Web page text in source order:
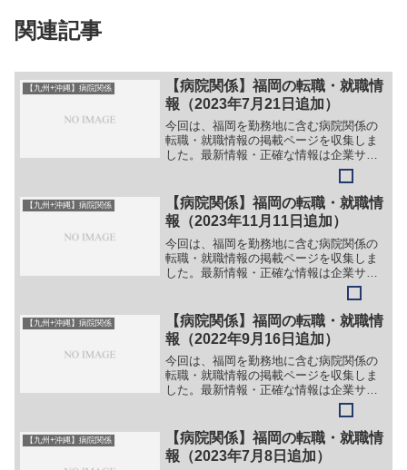
関連記事
【九州+沖縄】病院関係
【病院関係】福岡の転職・就職情
報（2023年7月21日追加）
今回は、福岡を勤務地に含む病院関係の
転職・就職情報の掲載ページを収集しま
した。最新情報・正確な情報は企業サイ
トでご確認ください。①【会社名】医療
法人 柿の樹会 かきの脳神経外科・内科
クリニック【職務】［正社員］＞＞
（１）看護師＞＞（２）受付...
【九州+沖縄】病院関係
【病院関係】福岡の転職・就職情
報（2023年11月11日追加）
今回は、福岡を勤務地に含む病院関係の
転職・就職情報の掲載ページを収集しま
した。最新情報・正確な情報は企業サイ
トでご確認ください。①【会社名】訪問
看護ステーション えみゅ【職務】［正社
員・パート］＞＞（１）正看護師＞＞
（２）准看護師【ガイド】...
【九州+沖縄】病院関係
【病院関係】福岡の転職・就職情
報（2022年9月16日追加）
今回は、福岡を勤務地に含む病院関係の
転職・就職情報の掲載ページを収集しま
した。最新情報・正確な情報は企業サイ
トでご確認ください。①【会社名】医療
法人 光川会 福岡脳神経外科病院【職
務】＞＞（１）総務＞＞（２）看護助手
（介護福祉士）＞＞（３）...
【九州+沖縄】病院関係
【病院関係】福岡の転職・就職情
報（2023年7月8日追加）